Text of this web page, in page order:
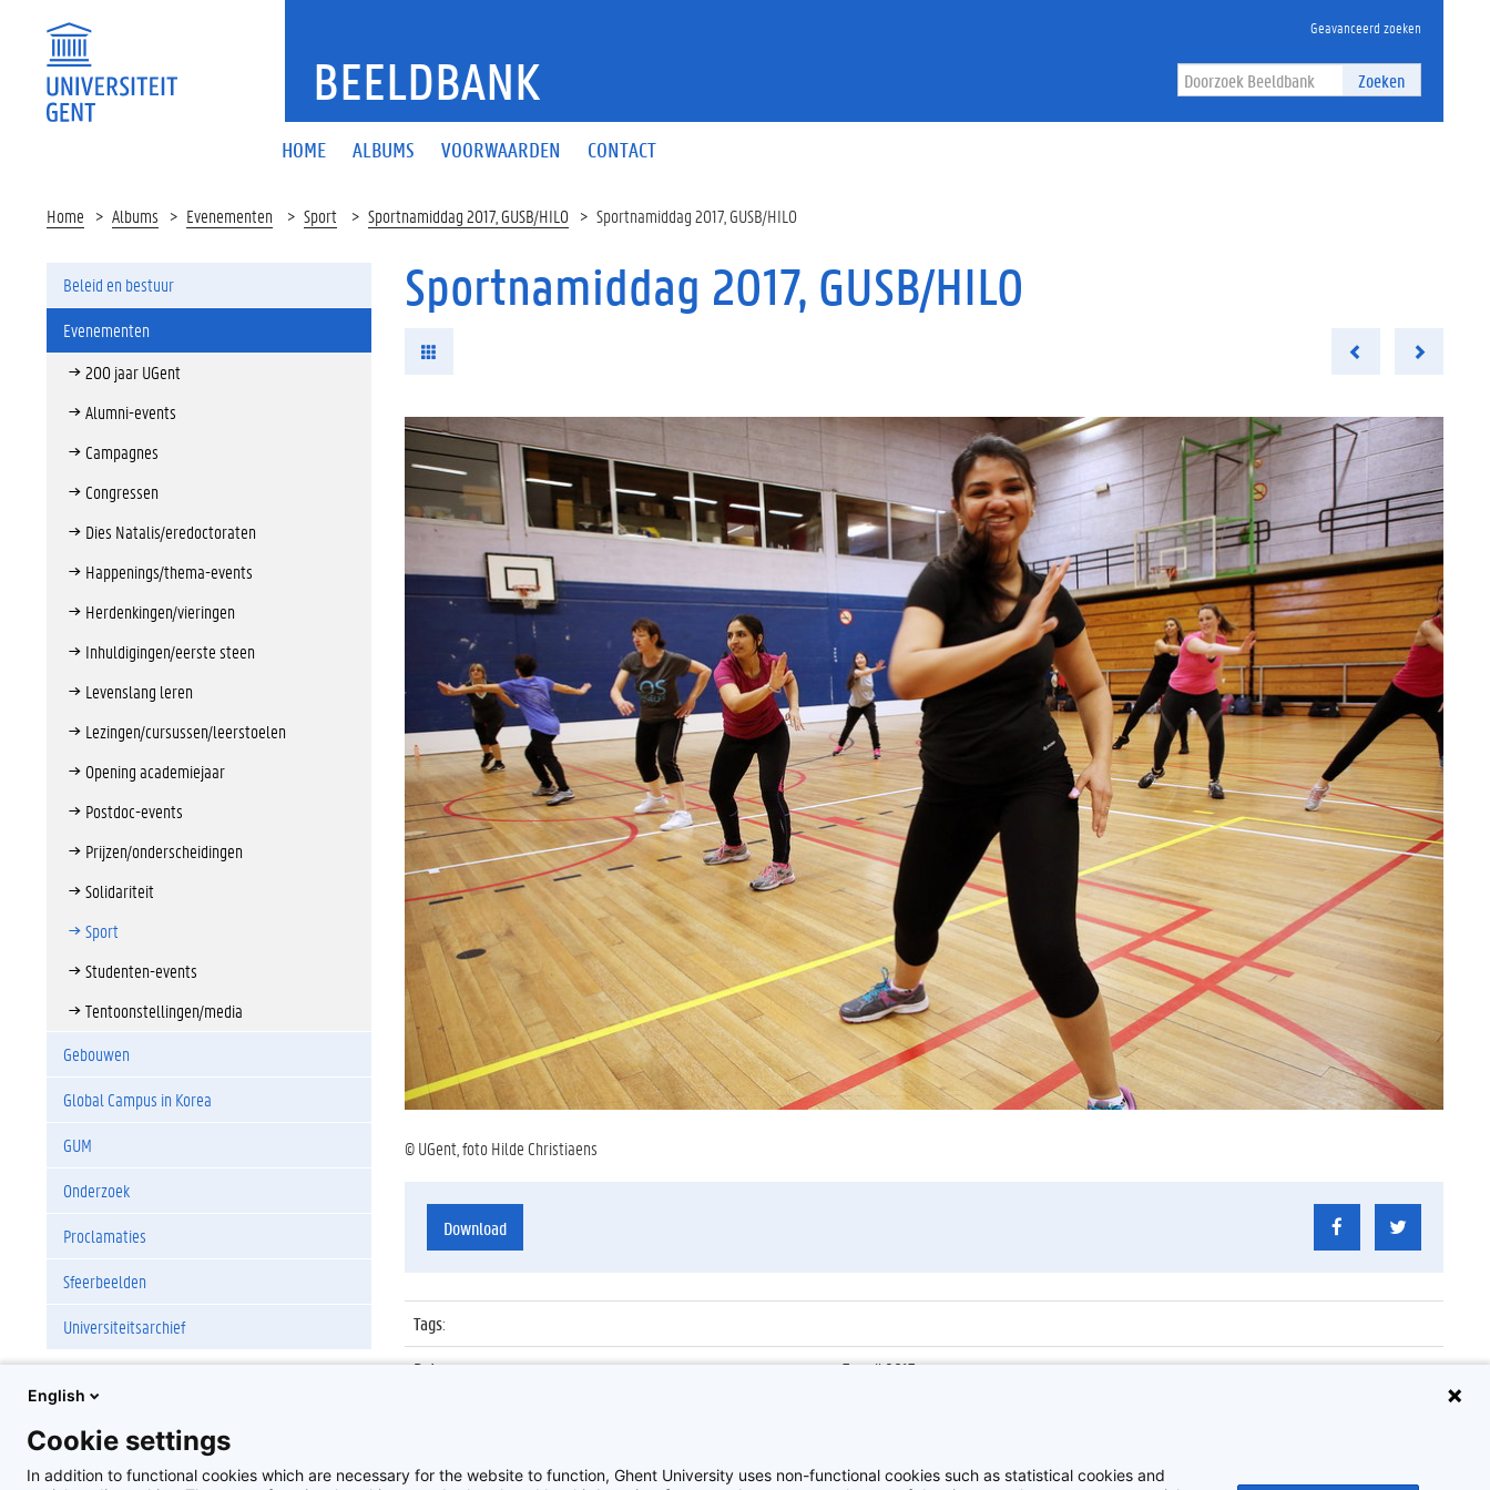
BEELDBANK
Geavanceerd zoeken
Zoeken
HOME ALBUMS VOORWAARDEN CONTACT
Home Albums Evenementen Sport Sportnamiddag 2017, GUSB/HILO Sportnamiddag 2017, GUSB/HILO
Beleid en bestuur
Evenementen
200 jaar UGent
Alumni-events
Campagnes
Congressen
Dies Natalis/eredoctoraten
Happenings/thema-events
Herdenkingen/vieringen
Inhuldigingen/eerste steen
Levenslang leren
Lezingen/cursussen/leerstoelen
Opening academiejaar
Postdoc-events
Prijzen/onderscheidingen
Solidariteit
Sport
Studenten-events
Tentoonstellingen/media
Gebouwen
Global Campus in Korea
GUM
Onderzoek
Proclamaties
Sfeerbeelden
Universiteitsarchief
Sportnamiddag 2017, GUSB/HILO
© UGent, foto Hilde Christiaens
Download
Tags:
Datum:
7 april 2017
English
Cookie settings
In addition to functional cookies which are necessary for the website to function, Ghent University uses non-functional cookies such as statistical cookies and